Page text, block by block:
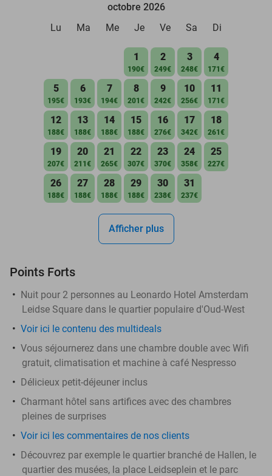
octobre 2026
Lu
Ma Me Je Ve Sa Di
1
190€
2
249€
3
248€
4
171€
5
195€
6
193€
7
194€
8
201€
9
242€
10
256€
11
171€
12
188€
13
188€
14
188€
15
188€
16
276€
17
342€
18
261€
19
207€
20
211€
21
265€
22
307€
23
370€
24
358€
25
227€
26
188€
27
188€
28
188€
29
188€
30
238€
31
237€
Afficher plus
Points Forts
Nuit pour 2 personnes au Leonardo Hotel Amsterdam
Leidse Square dans le quartier populaire d'Oud-West
Voir ici le contenu des multideals
Vous séjournerez dans une chambre double avec Wifi
gratuit, climatisation et machine à café Nespresso
Délicieux petit-déjeuner inclus
Charmant hôtel sans artifices avec des chambres
pleines de surprises
Voir ici les commentaires de nos clients
Découvrez par exemple le quartier branché de Hallen, le
quartier des musées, la place Leidseplein et le parc